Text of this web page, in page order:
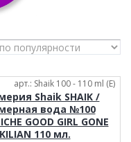
арт.: Shaik 100 - 110 ml (E)
Shaik SHAIK /
вода №100
GOOD GIRL GONE
110 мл.